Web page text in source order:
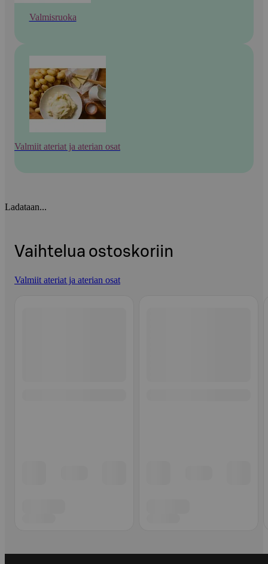
Valmisruoka
Valmiit ateriat ja aterian osat
Ladataan...
Vaihtelua ostoskoriin
Valmiit ateriat ja aterian osat